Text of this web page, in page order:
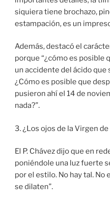
siquiera tiene brochazo,
estampación, es un
Además, destacó el
porque “¿cómo es posible
un accidente del ácido que
¿Cómo es posible que
pusieron ahí el 14 de
nada?”.
3. ¿Los ojos de la Virgen
El P. Chávez dijo que en
poniéndole una luz fuerte
por el estilo. No hay tal. No
se dilaten”.